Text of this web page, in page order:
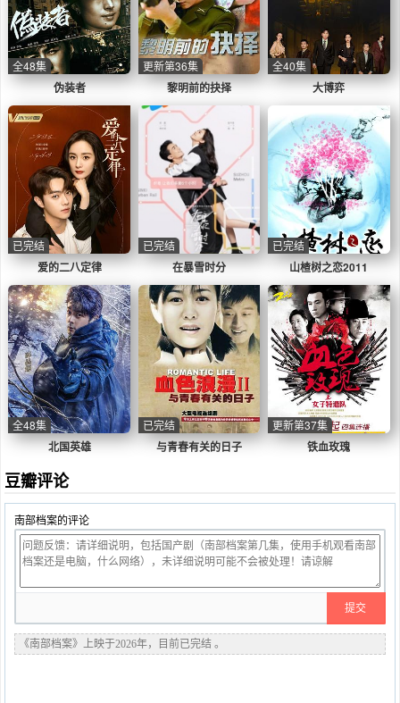
伪装者
全48集
黎明前的抉择
更新第36集
大博弈
全40集
爱的二八定律
已完结
在暴雪时分
已完结
山楂树之恋2011
已完结
北国英雄
全48集
与青春有关的日子
已完结
铁血玫瑰
更新第37集
豆瓣评论
南部档案的评论
《南部档案》上映于2026年，目前已完结 。